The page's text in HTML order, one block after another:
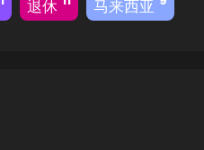
退休 马来西亚